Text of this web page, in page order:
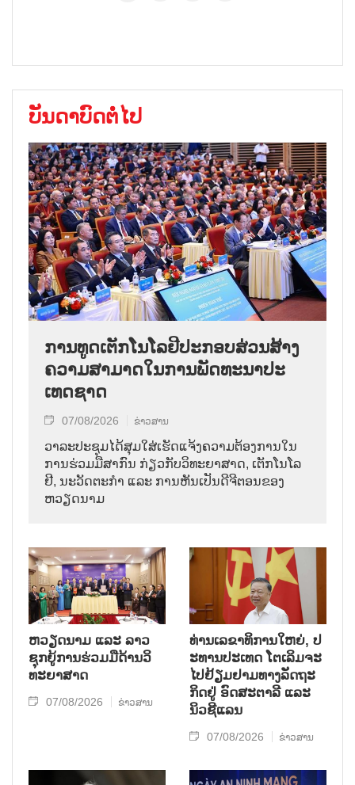
ບັນດາບົດຕໍ່ໄປ
ການ​ທູດ​ເຕັກ​ໂນ​ໂລ​ຢີ​ປະ​ກອບ​ສ່ວນ​ສ້າງ​
ຄວາມ​ສາ​ມາດ​ໃນ​ການ​ພັດ​ທະ​ນາ​ປະ​
ເທດ​ຊາດ
07/08/2026 ຂ່າວສານ
ວາ​ລະ​ປະ​ຊຸມ​ໄດ້​ສຸມ​ໃສ່​ເຮັດ​ແຈ້ງ​ຄວາມ​ຕ້ອງ​ການ​ໃນ​
ການ​ຮ່ວມ​ມື​ສາ​ກົນ ກ່ຽວ​ກັບ​ວິ​ທະ​ຍາ​ສາດ, ເຕັກ​ໂນ​ໂລ​
ຢີ, ນະ​ວັດ​ຕະ​ກຳ ແລະ ການ​ຫັນ​ເປັນ​ດີ​ຈີ​ຕອນ​ຂອງ
ຫວຽດ​ນາມ
ຫວຽດ​ນາມ ແລະ ລາວ​
ຊຸກ​ຍູ້​ການ​ຮ່ວມ​ມື​ດ້ານວ​ິ​
ທະ​ຍາ​ສາດ
07/08/2026 ຂ່າວສານ
ທ່ານ​ເລ​ຂາ​ທິ​ການ​ໃຫຍ່, ປ​
ະ​ທານ​ປະ​ເທດ ໂຕ​ເລິມ​ຈະ​
ໄປ​ຢ້ຽມ​ຢາມ​ທາງ​ລັດ​ຖະ​
ກິດ​ຢູ່ ອົດ​ສະ​ຕາ​ລີ ແລະ
ນິວ​ຊີ​ແລນ
07/08/2026 ຂ່າວສານ